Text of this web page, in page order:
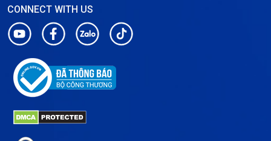
CONNECT WITH US